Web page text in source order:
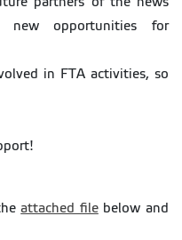
opportunities for
in FTA activities, so
attached filebelow and